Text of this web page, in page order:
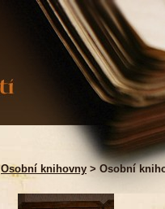
Osobní knihovny > Osobní